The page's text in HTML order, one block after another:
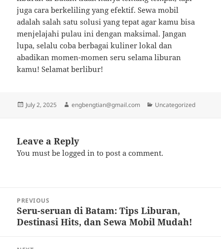
juga cara berkeliling yang efektif. Sewa mobil
adalah salah satu solusi yang tepat agar kamu bisa
menjelajahi pulau ini dengan maksimal. Jangan
lupa, selalu coba berbagai kuliner lokal dan
abadikan momen-momen seru selama liburan
kamu! Selamat berlibur!
Posted
July 2, 2025 Author
engbengtian@gmail.com Categories
Uncategorized
Leave a Reply
You must belogged in to post a comment.
navigation
PREVIOUS
Previous
post:
Seru-seruan di Batam: Tips Liburan,
Destinasi Hits, dan Sewa Mobil Mudah!